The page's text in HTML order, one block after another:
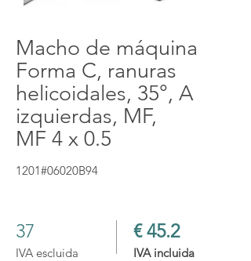
Macho de máquina
Forma C, ranuras
helicoidales, 35°, A
izquierdas, MF,
MF 4 x 0.5
1201#06020B94
37
IVA escluida
€ 45.2
IVA incluida